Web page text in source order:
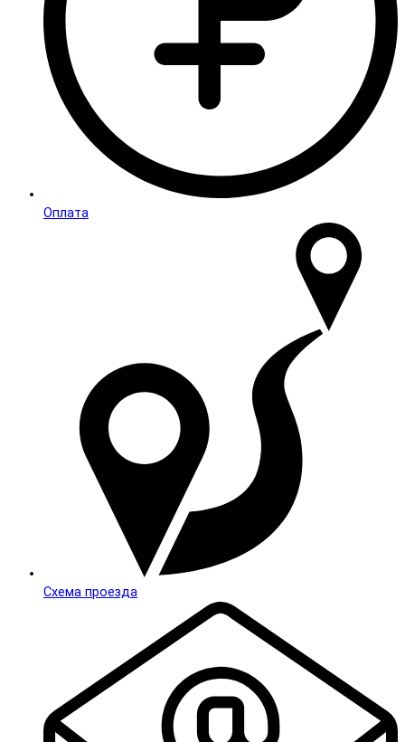
Оплата
Схема проезда